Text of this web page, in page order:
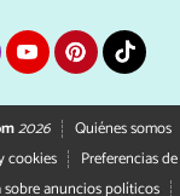
2026 Quiénes somos
cookies
Preferencias
anuncios políticos